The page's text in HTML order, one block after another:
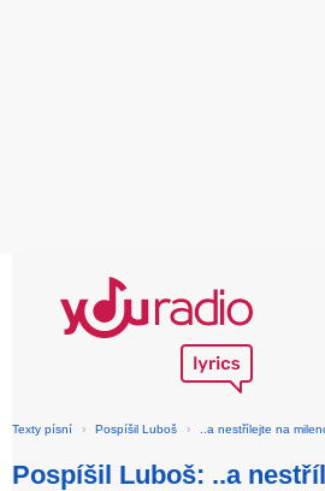
Texty písní › Pospíšil Luboš › ..a nestřílejte na
Pospíšil Luboš: ..a